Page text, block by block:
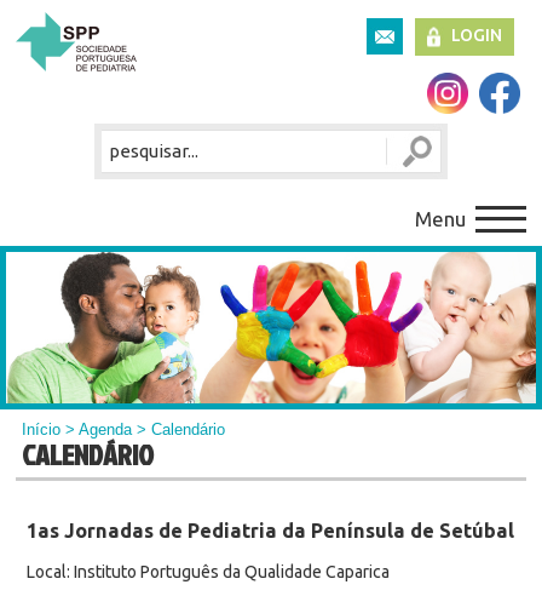
LOGIN
Menu
Início >Agenda> Calendário
CALENDÁRIO
1as Jornadas de Pediatria da Península de Setúbal
Local: Instituto Português da Qualidade Caparica